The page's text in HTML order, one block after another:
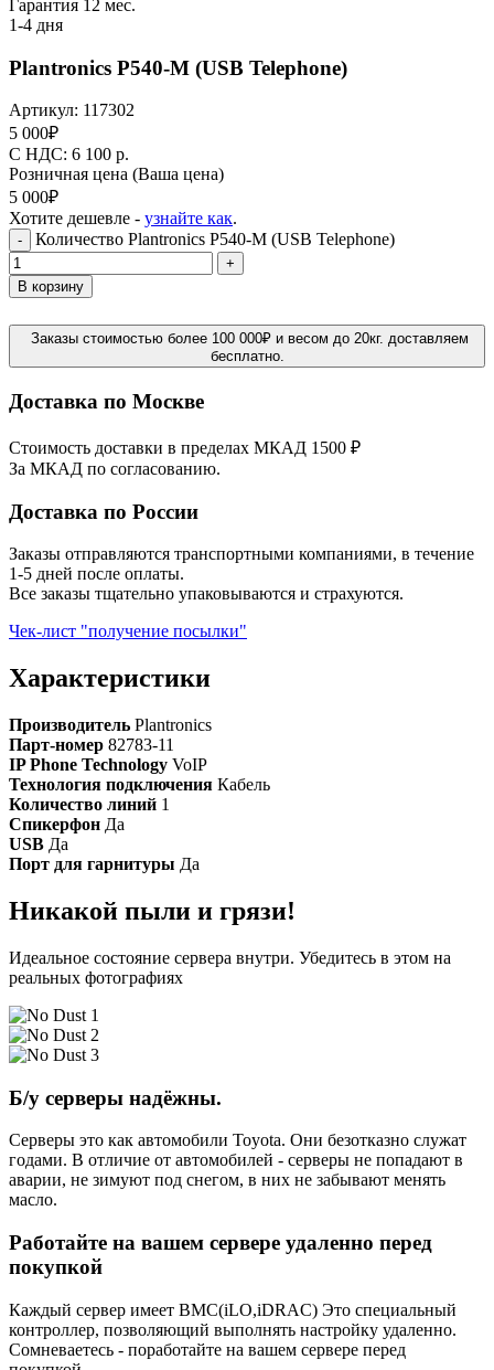
Гарантия 12 мес.
1-4 дня
Plantronics P540-M (USB Telephone)
Артикул: 117302
5 000₽
C НДС: 6 100 р.
Розничная цена (Ваша цена)
5 000₽
Хотите дешевле - узнайте как.
- Количество Plantronics P540-M (USB Telephone)
+
В корзину
Заказы стоимостью более 100 000₽ и весом до 20кг. доставляем
бесплатно.
Доставка по Москве
Стоимость доставки в пределах МКАД 1500 ₽
За МКАД по согласованию.
Доставка по России
Заказы отправляются транспортными компаниями, в течение
1-5 дней после оплаты.
Все заказы тщательно упаковываются и страхуются.
Чек-лист "получение посылки"
Характеристики
Производитель Plantronics
Парт-номер 82783-11
IP Phone Technology VoIP
Технология подключения Кабель
Количество линий 1
Спикерфон Да
USB Да
Порт для гарнитуры Да
Никакой пыли и грязи!
Идеальное состояние сервера внутри. Убедитесь в этом на
реальных фотографиях
Б/у серверы надёжны.
Серверы это как автомобили Toyota. Они безотказно служат
годами. В отличие от автомобилей - серверы не попадают в
аварии, не зимуют под снегом, в них не забывают менять
масло.
Работайте на вашем сервере удаленно перед
покупкой
Каждый сервер имеет BMC(iLO,iDRAC) Это специальный
контроллер, позволяющий выполнять настройку удаленно.
Сомневаетесь - поработайте на вашем сервере перед